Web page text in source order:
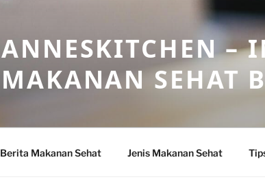
ANNESKITCHEN –
MAKANAN SEHAT
Berita Makanan Sehat Jenis Makanan Sehat